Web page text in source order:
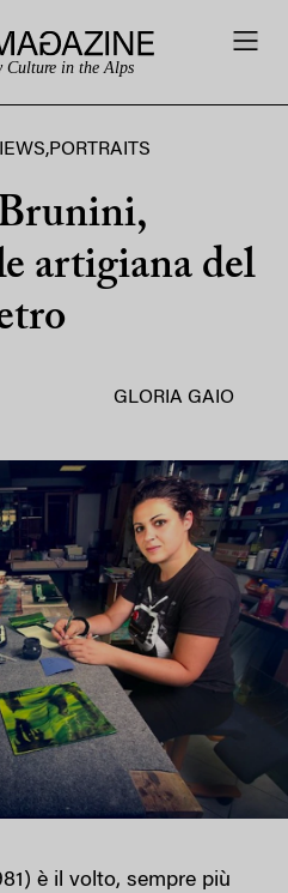
Culture in the Alps
,PORTRAITS
artigiana del
GLORIA GAIO
è il volto, sempre più